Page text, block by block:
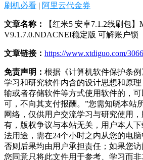
刷机必看 | 阿里云代金券
文章名称：
【红米5 安卓7.1.2线刷包
V9.1.7.0.NDACNEI稳定版 可解账户锁
文章链接： https://www.xtdiguo.com/
免责声明： 根据《计算机软件保护条
学习和研究软件内含的设计思想和原
输或者存储软件等方式使用软件的，
可，不向其支付报酬。”您需知晓本站
网络，仅供用户交流学习与研究使用
有，版权争议与本站无关，用户本人
法用途，需在24个小时之内从您的电脑
否则后果均由用户承担责任；如果您
您同意只将此文件用于参考、学习而